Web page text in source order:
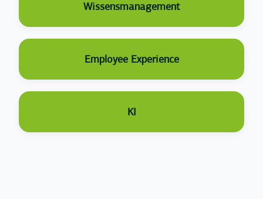
Wissensmanagement
Employee Experience
KI